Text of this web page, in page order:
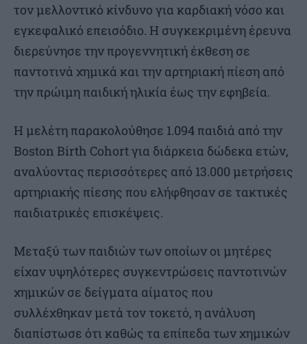
τον μελλοντικό κίνδυνο για καρδιακή νόσο και
εγκεφαλικό επεισόδιο. Η συγκεκριμένη έρευνα
διερεύνησε την προγεννητική έκθεση σε
παντοτινά χημικά και την αρτηριακή πίεση από
την πρώιμη παιδική ηλικία έως την εφηβεία.
Η μελέτη παρακολούθησε 1.094 παιδιά από την
Boston Birth Cohort για διάρκεια δώδεκα ετών,
αναλύοντας περισσότερες από 13.000 μετρήσεις
αρτηριακής πίεσης που ελήφθησαν σε τακτικές
παιδιατρικές επισκέψεις.
Μεταξύ των παιδιών των οποίων οι μητέρες
είχαν υψηλότερες συγκεντρώσεις παντοτινών
χημικών σε δείγματα αίματος που
συλλέχθηκαν μετά τον τοκετό, η ανάλυση
διαπίστωσε ότι καθώς τα επίπεδα των χημικών